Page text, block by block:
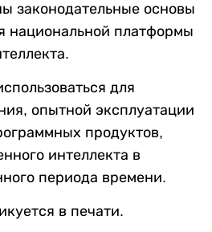
законодательные основы
национальной платформы
для
опытной эксплуатации
продуктов,
интеллекта в
периода времени.
в печати.